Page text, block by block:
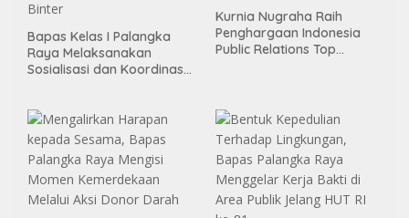
Bapas Kelas I Palangka
Raya Melaksanakan
Sosialisasi dan Koordinasi
Kurnia Nugraha Raih
Penghargaan Indonesia
Public Relations Top